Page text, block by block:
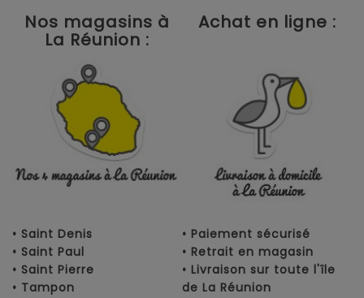
Nos magasins à
La Réunion :
Achat en ligne :
• Saint Denis
• Saint Paul
• Saint Pierre
• Tampon
• Paiement sécurisé
• Retrait en magasin
• Livraison sur toute l'île
de La Réunion